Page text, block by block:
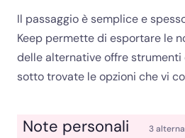
Il passaggio è semplice e
Keep permette di esportare le
delle alternative offre strumenti
sotto trovate le opzioni che vi
Note personali 3